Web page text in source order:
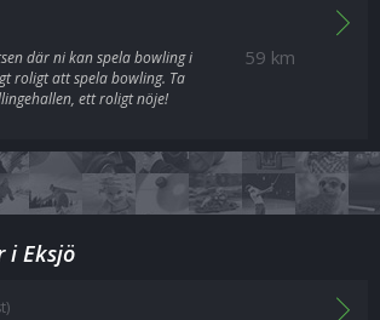
59 km
där ni kan spela bowling i
roligt att spela bowling. Ta
ett roligt nöje!
i Eksjö